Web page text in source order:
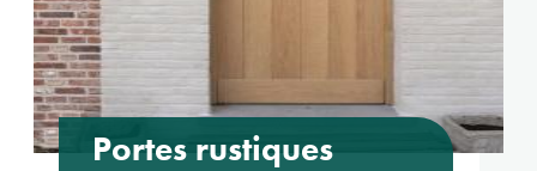
Portes rustiques